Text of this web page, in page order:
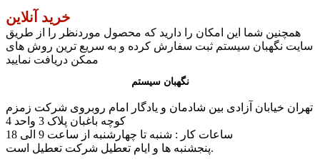
خرید آنلاین
همچنین شما این امکان را دارید که محصول موردنظر را از طریق
سایت نگهبان سیستم ثبت سفارش کرده و به سریع ترین روش های
ممکن دریافت نمایید
نگهبان سیستم
تهران خیابان آزادی بین شادمان و یادگار امام روبروی شرکت زمزم
کوچه باغبان پلاک 3 واحد 4
پنجشنبه ها و ایام تعطیل شرکت تعطیل است.